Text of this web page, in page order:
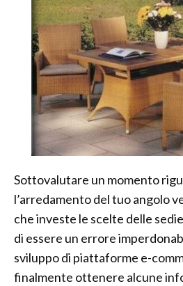
Sottovalutare un momento
l’arredamento del tuo angolo
che investe le scelte delle
di essere un errore
sviluppo di piattaforme e-
finalmente ottenere alcune